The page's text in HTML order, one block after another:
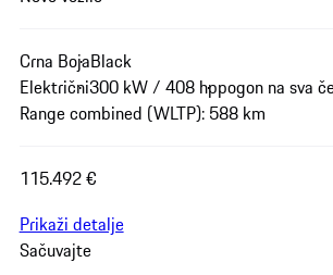
Crna BojaBlack
Električni300 kW / 408 hppogon na sva
Range combined (WLTP): 588 km
115.492 €
Prikaži detalje
Sačuvajte